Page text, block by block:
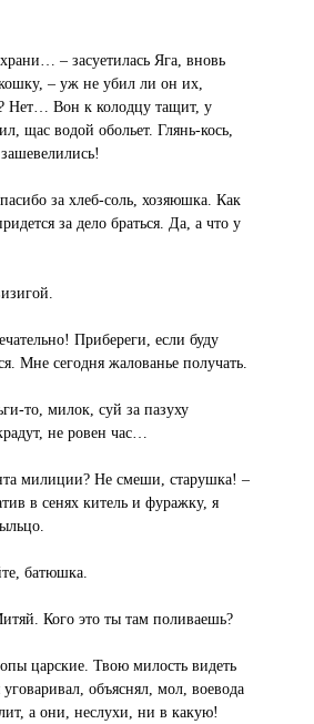
– засуетилась Яга, вновь
– уж не убил ли он их,
Нет… Вон к колодцу тащит, у
щас водой обольет. Глянь-кось,
за хлеб-соль, хозяюшка. Как
за дело браться. Да, а что у
Прибереги, если буду
Мне сегодня жалованье получать.
то, милок, суй за пазуху
не ровен час…
милиции? Не смеши, старушка! –
в сенях китель и фуражку, я
батюшка.
Кого это ты там поливаешь?
царские. Твою милость видеть
объяснял, мол, воевода
а они, неслухи, ни в какую!